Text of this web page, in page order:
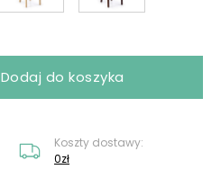
Dodaj do koszyka
Koszty dostawy:
0zł